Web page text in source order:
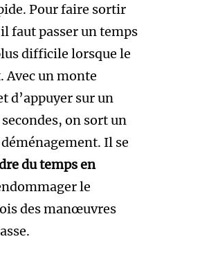
Pour faire sortir
faut passer un temps
difficile lorsque le
Avec un monte
d’appuyer sur un
on sort un
Il se
du temps en
le
des manœuvres